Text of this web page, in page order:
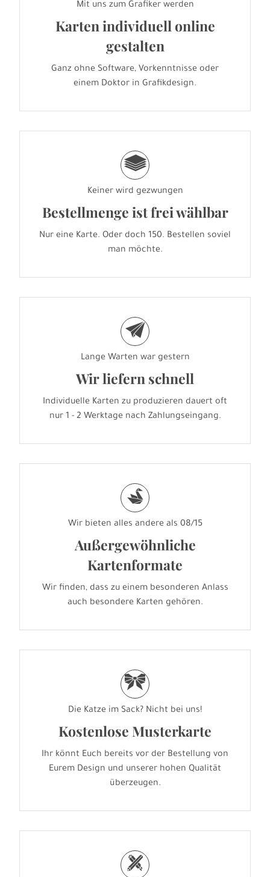
Mit uns zum Grafiker werden
Karten individuell online
gestalten
Ganz ohne Software, Vorkenntnisse oder
einem Doktor in Grafikdesign.
g
Keiner wird gezwungen
Bestellmenge ist frei wählbar
Nur eine Karte. Oder doch 150. Bestellen soviel
man möchte.
e
Lange Warten war gestern
Wir liefern schnell
Individuelle Karten zu produzieren dauert oft
nur 1 - 2 Werktage nach Zahlungseingang.
s
Wir bieten alles andere als 08/15
Außergewöhnliche
Kartenformate
Wir finden, dass zu einem besonderen Anlass
auch besondere Karten gehören.
r
Die Katze im Sack? Nicht bei uns!
Kostenlose Musterkarte
Ihr könnt Euch bereits vor der Bestellung von
Eurem Design und unserer hohen Qualität
überzeugen.
h